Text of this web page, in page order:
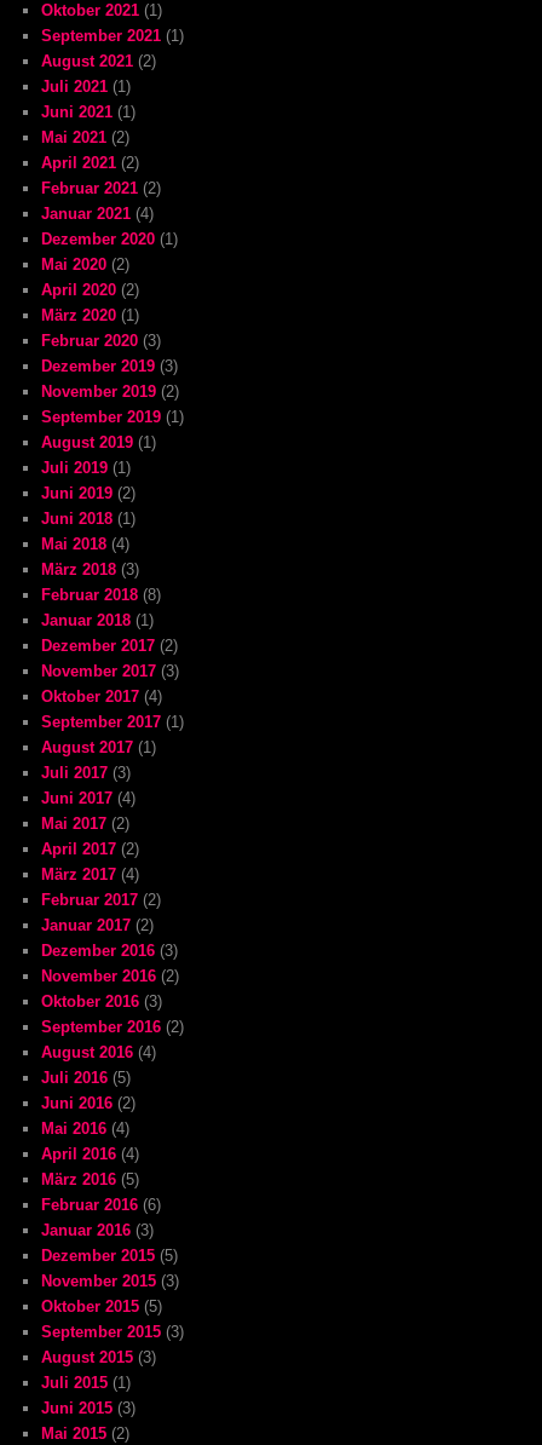
Oktober 2021 (1)
September 2021 (1)
August 2021 (2)
Juli 2021 (1)
Juni 2021 (1)
Mai 2021 (2)
April 2021 (2)
Februar 2021 (2)
Januar 2021 (4)
Dezember 2020 (1)
Mai 2020 (2)
April 2020 (2)
März 2020 (1)
Februar 2020 (3)
Dezember 2019 (3)
November 2019 (2)
September 2019 (1)
August 2019 (1)
Juli 2019 (1)
Juni 2019 (2)
Juni 2018 (1)
Mai 2018 (4)
März 2018 (3)
Februar 2018 (8)
Januar 2018 (1)
Dezember 2017 (2)
November 2017 (3)
Oktober 2017 (4)
September 2017 (1)
August 2017 (1)
Juli 2017 (3)
Juni 2017 (4)
Mai 2017 (2)
April 2017 (2)
März 2017 (4)
Februar 2017 (2)
Januar 2017 (2)
Dezember 2016 (3)
November 2016 (2)
Oktober 2016 (3)
September 2016 (2)
August 2016 (4)
Juli 2016 (5)
Juni 2016 (2)
Mai 2016 (4)
April 2016 (4)
März 2016 (5)
Februar 2016 (6)
Januar 2016 (3)
Dezember 2015 (5)
November 2015 (3)
Oktober 2015 (5)
September 2015 (3)
August 2015 (3)
Juli 2015 (1)
Juni 2015 (3)
Mai 2015 (2)